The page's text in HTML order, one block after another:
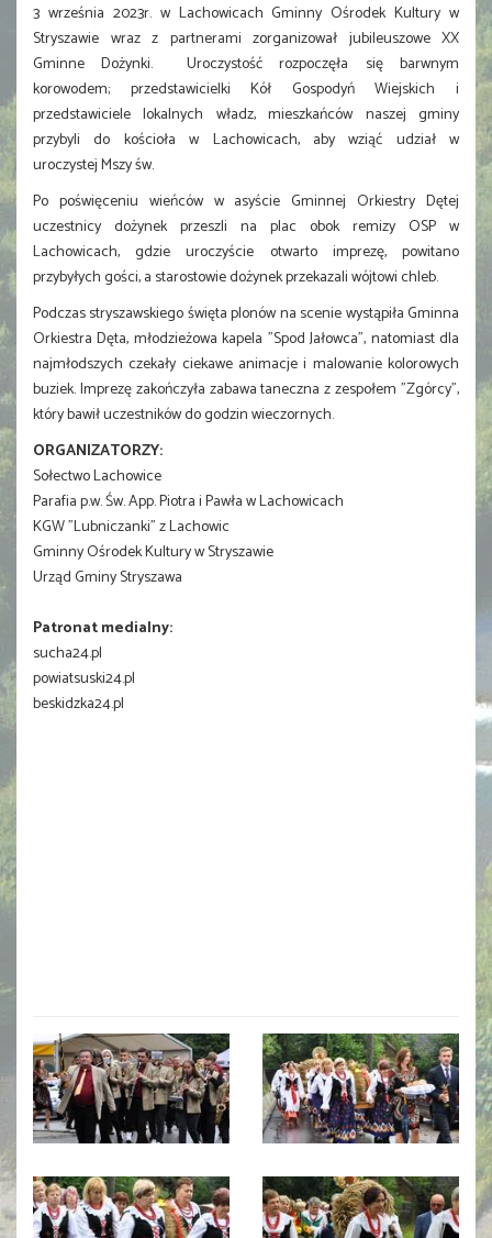
3 września 2023r. w Lachowicach Gminny Ośrodek Kultury w
Stryszawie wraz z partnerami zorganizował jubileuszowe XX
Gminne Dożynki. Uroczystość rozpoczęła się barwnym
korowodem; przedstawicielki Kół Gospodyń Wiejskich i
przedstawiciele lokalnych władz, mieszkańców naszej gminy
przybyli do kościoła w Lachowicach, aby wziąć udział w
uroczystej Mszy św.
Po poświęceniu wieńców w asyście Gminnej Orkiestry Dętej
uczestnicy dożynek przeszli na plac obok remizy OSP w
Lachowicach, gdzie uroczyście otwarto imprezę, powitano
przybyłych gości, a starostowie dożynek przekazali wójtowi chleb.
Podczas stryszawskiego święta plonów na scenie wystąpiła Gminna
Orkiestra Dęta, młodzieżowa kapela "Spod Jałowca", natomiast dla
najmłodszych czekały ciekawe animacje i malowanie kolorowych
buziek. Imprezę zakończyła zabawa taneczna z zespołem "Zgórcy",
który bawił uczestników do godzin wieczornych.
ORGANIZATORZY:
Sołectwo Lachowice
Parafia p.w. Św. App. Piotra i Pawła w Lachowicach
KGW "Lubniczanki" z Lachowic
Gminny Ośrodek Kultury w Stryszawie
Urząd Gminy Stryszawa
Patronat medialny:
sucha24.pl
powiatsuski24.pl
beskidzka24.pl